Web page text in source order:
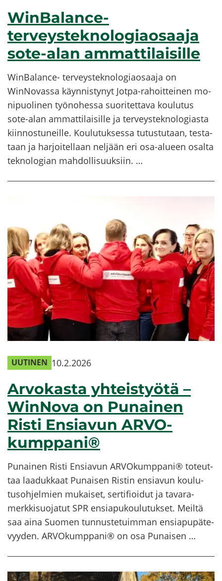
WinBalance-​
terveysteknologiaosaaja
sote-​alan am­mat­ti­lai­sil­le
WinBalance-​ ter­veys­tek­no­lo­giao­saa­ja on
WinNovassa käyn­nis­ty­nyt Jotpa-​rahoitteinen mo­
ni­puo­li­nen työ­no­hes­sa suo­ri­tet­ta­va kou­lu­tus
sote-​alan am­mat­ti­lai­sil­le ja ter­veys­tek­no­lo­gias­ta
kiin­nos­tu­neil­le. Kou­lu­tuk­ses­sa tu­tus­tu­taan, tes­ta­
taan ja har­joi­tel­laan nel­jään eri osa-​alueen osal­ta
tek­no­lo­gian mah­dol­li­suuk­siin. …
UU­TI­NEN 10.2.2026
Ar­vo­kas­ta yh­teis­työ­tä –
WinNova on Pu­nai­nen
Risti En­sia­vun AR­VO­
kump­pa­ni®
Pu­nai­nen Risti En­sia­vun AR­VO­kump­pa­ni® to­teut­
taa laa­duk­kaat Pu­nai­sen Ris­tin en­sia­vun kou­lu­
tus­oh­jel­mien mu­kai­set, ser­ti­fioi­dut ja ta­va­ra­
merk­ki­suo­ja­tut SPR en­sia­pu­kou­lu­tuk­set. Meil­tä
saa aina Suo­men tun­nus­te­tuim­man en­sia­pu­pä­te­
vyy­den. AR­VO­kump­pa­ni® on osa Pu­nai­sen …